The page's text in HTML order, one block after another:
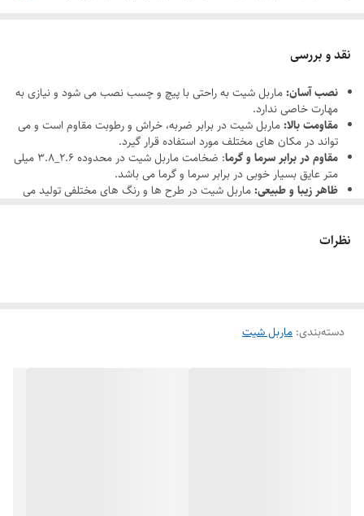
شیت ها می‌توان نماها و دیوارهای جداکننده را با ظاهری جذاب تر ایجاد نمود.
نقد و بررسی
نصب آسان:ماربل شیت به راحتی با پیچ و چسب نصب می شود و نیازی به
مهارت خاصی ندارد.
مقاومت بالا:ماربل شیت در برابر ضربه، خراش و رطوبت مقاوم است و می
تواند در مکان های مختلف مورد استفاده قرار گیرد.
مقاوم در برابر سرما و گرما
: ضخامت ماربل شیت در محدوده 2.6_3.8 میلی
متر عایق بسیار خوبی در برابر سرما و گرما می باشد.
ظاهر زیبا و طبیعی:ماربل شیت در طرح ها و رنگ های مختلفی تولید می
حرارت و آتش برای مصارف آشپزخانه گزینه بسیار مناسبی است.
نظرات
دسته‌بندی: ماربل شیت